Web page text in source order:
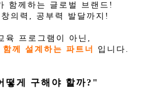
함께하는 글로벌 브랜드!
의력, 공부력 발달까지!
육 프로그램이 아닌,
께 설계하는 파트너
입니다.
떻게 구해야 할까?"